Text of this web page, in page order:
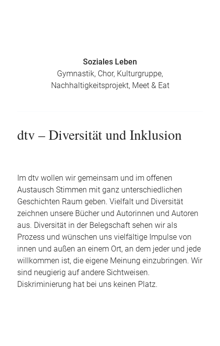
Soziales Leben
Gymnastik, Chor, Kulturgruppe,
Nachhaltigkeitsprojekt, Meet & Eat
dtv – Diversität und Inklusion
Im dtv wollen wir gemeinsam und im offenen
Austausch Stimmen mit ganz unterschiedlichen
Geschichten Raum geben. Vielfalt und Diversität
zeichnen unsere Bücher und Autorinnen und Autoren
aus. Diversität in der Belegschaft sehen wir als
Prozess und wünschen uns vielfältige Impulse von
innen und außen an einem Ort, an dem jeder und jede
willkommen ist, die eigene Meinung einzubringen. Wir
sind neugierig auf andere Sichtweisen.
Diskriminierung hat bei uns keinen Platz.